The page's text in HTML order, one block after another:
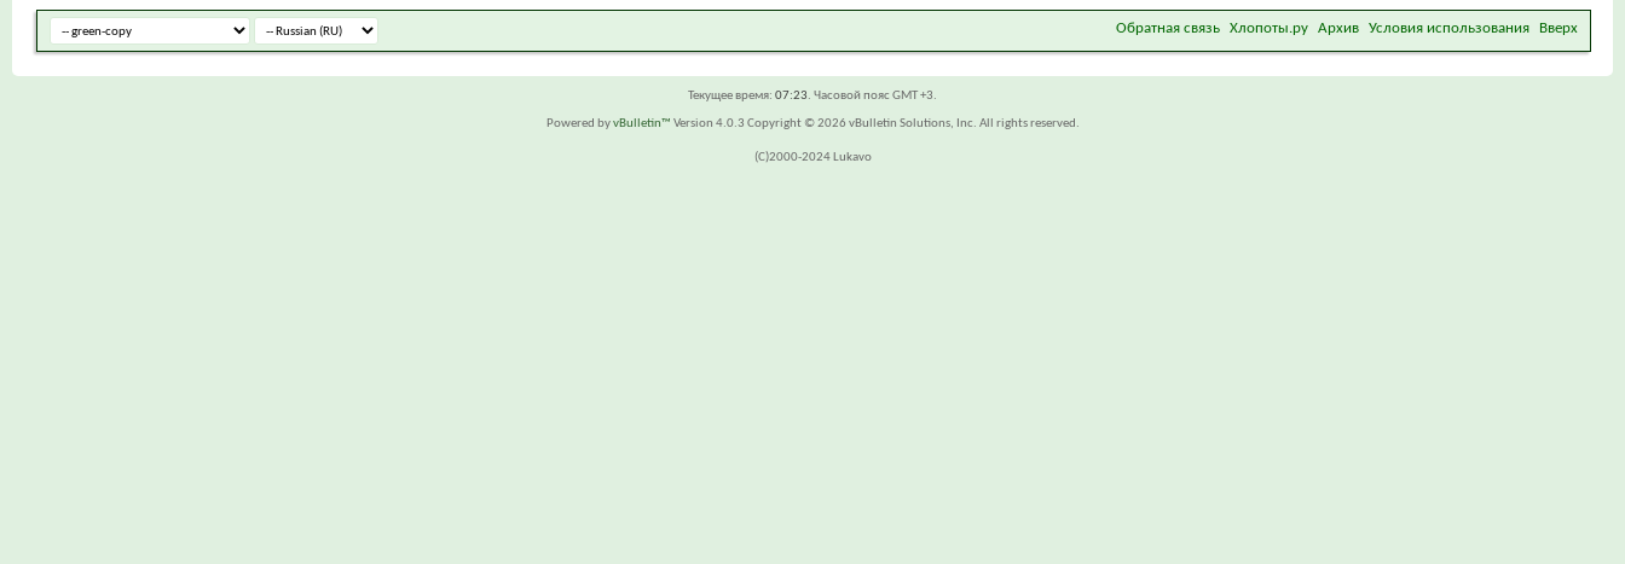
Обратная связь Хлопоты.ру Архив Условия использования Вверх
Текущее время: 07:23. Часовой пояс GMT +3.
Powered byvBulletin™ Version 4.0.3 Copyright © 2026 vBulletin Solutions, Inc. All rights reserved.
(C)2000-2024 Lukavo